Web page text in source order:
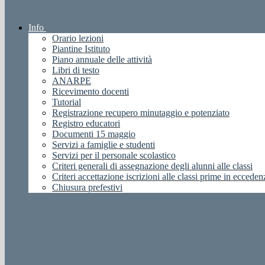
Info
Orario lezioni
Piantine Istituto
Piano annuale delle attività
Libri di testo
ANARPE
Ricevimento docenti
Tutorial
Registrazione recupero minutaggio e potenziato
Registro educatori
Documenti 15 maggio
Servizi a famiglie e studenti
Servizi per il personale scolastico
Criteri generali di assegnazione degli alunni alle classi
Criteri accettazione iscrizioni alle classi prime in
Chiusura prefestivi